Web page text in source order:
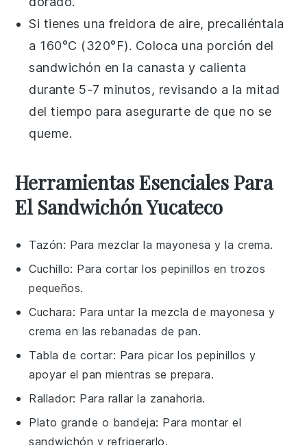
Si tienes una freidora de aire, precaliéntala
a 160°C (320°F). Coloca una porción del
sandwichón en la canasta y calienta
durante 5-7 minutos, revisando a la mitad
del tiempo para asegurarte de que no se
queme.
Herramientas Esenciales Para
El Sandwichón Yucateco
Tazón: Para mezclar la mayonesa y la crema.
Cuchillo: Para cortar los pepinillos en trozos
pequeños.
Cuchara: Para untar la mezcla de mayonesa y
crema en las rebanadas de pan.
Tabla de cortar: Para picar los pepinillos y
apoyar el pan mientras se prepara.
Rallador: Para rallar la zanahoria.
Plato grande o bandeja: Para montar el
sandwichón y refrigerarlo.